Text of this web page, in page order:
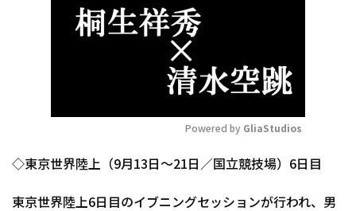
Mute
Powered by GliaStudios
◇東京世界陸上（9月13日～21日／国立競技場）6日目
東京世界陸上6日目のイブニングセッションが行われ、男